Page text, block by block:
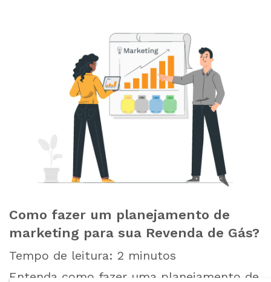
Como fazer um planejamento de
marketing para sua Revenda de Gás?
Tempo de leitura: 2 minutos
Entenda como fazer uma planejamento de